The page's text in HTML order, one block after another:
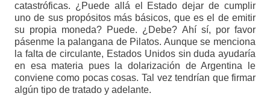
catastróficas. ¿Puede allá el Estado dejar de cumplir
uno de sus propósitos más básicos, que es el de emitir
su propia moneda? Puede. ¿Debe? Ahí sí, por favor
pásenme la palangana de Pilatos. Aunque se menciona
la falta de circulante, Estados Unidos sin duda ayudaría
en esa materia pues la dolarización de Argentina le
conviene como pocas cosas. Tal vez tendrían que firmar
algún tipo de tratado y adelante.